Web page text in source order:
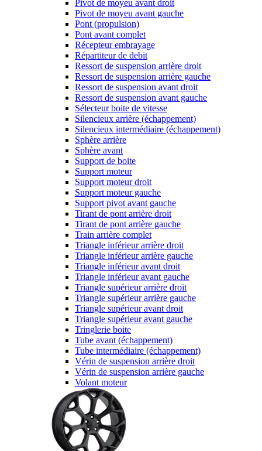
Pivot de moyeu avant droit
Pivot de moyeu avant gauche
Pont (propulsion)
Pont avant complet
Récepteur embrayage
Répartiteur de debit
Ressort de suspension arrière droit
Ressort de suspension arrière gauche
Ressort de suspension avant droit
Ressort de suspension avant gauche
Sélecteur boite de vitesse
Silencieux arrière (échappement)
Silencieux intermédiaire (échappement)
Sphère arrière
Sphère avant
Support de boite
Support moteur
Support moteur droit
Support moteur gauche
Support pivot avant gauche
Tirant de pont arrière droit
Tirant de pont arrière gauche
Train arrière complet
Triangle inférieur arrière droit
Triangle inférieur arrière gauche
Triangle inférieur avant droit
Triangle inférieur avant gauche
Triangle supérieur arrière droit
Triangle supérieur arrière gauche
Triangle supérieur avant droit
Triangle supérieur avant gauche
Tringlerie boite
Tube avant (échappement)
Tube intermédiaire (échappement)
Vérin de suspension arrière droit
Vérin de suspension arrière gauche
Volant moteur